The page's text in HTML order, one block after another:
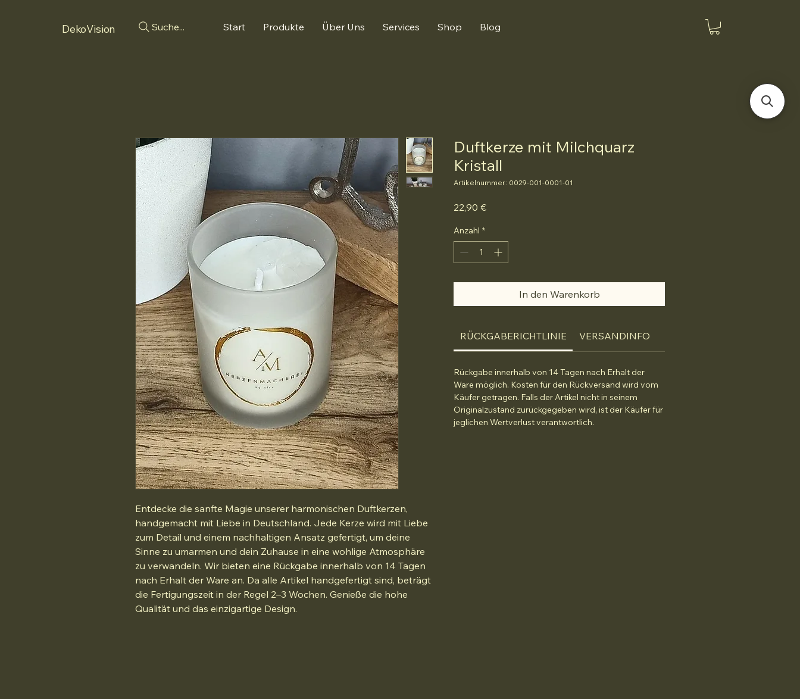
DekoVision Suche... Start Produkte Über Uns Services Shop Blog
Entdecke die sanfte Magie unserer harmonischen Duftkerzen,
handgemacht mit Liebe in Deutschland. Jede Kerze wird mit Liebe
zum Detail und einem nachhaltigen Ansatz gefertigt, um deine
Sinne zu umarmen und dein Zuhause in eine wohlige Atmosphäre
zu verwandeln. Wir bieten eine Rückgabe innerhalb von 14 Tagen
nach Erhalt der Ware an. Da alle Artikel handgefertigt sind, beträgt
die Fertigungszeit in der Regel 2–3 Wochen. Genieße die hohe
Qualität und das einzigartige Design.
Duftkerze mit Milchquarz
Kristall
Artikelnummer: 0029-001-0001-01
22,90 €Preis
Anzahl *
In den Warenkorb
RÜCKGABERICHTLINIE VERSANDINFO
Rückgabe innerhalb von 14 Tagen nach Erhalt der
Ware möglich. Kosten für den Rückversand wird vom
Käufer getragen. Falls der Artikel nicht in seinem
Originalzustand zurückgegeben wird, ist der Käufer für
jeglichen Wertverlust verantwortlich.